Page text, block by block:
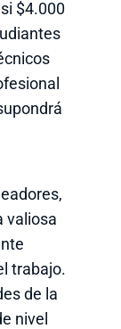
$4.000
valiosa
trabajo.
de la
nivel